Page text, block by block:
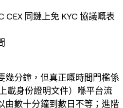
CEX 同鏈上免 KYC 協議嘅表
幾分鐘，但真正嘅時間門檻係
載身份證明文件）喺平台流
由數十分鐘到數日不等；進階